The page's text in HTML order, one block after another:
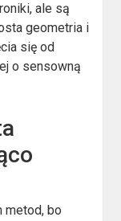
ale są
geometria i
się od
o sensowną
metod, bo